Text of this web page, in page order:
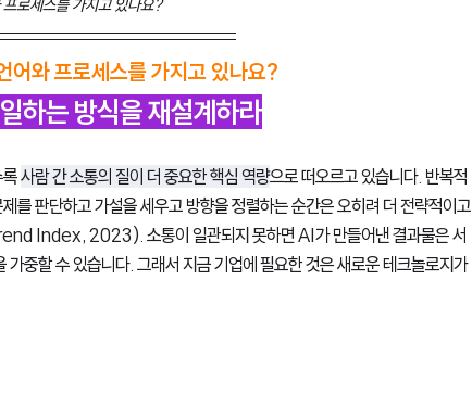
로세스를 가지고 있나요?
어와 프로세스를 가지고 있나요?
하는 방식을 재설계하라
사람 간 소통의 질이 더 중요한 핵심 역량으로 떠오르고 있습니다. 반복적
를 판단하고 가설을 세우고 방향을 정렬하는 순간은 오히려 더 전략적이고
Index, 2023). 소통이 일관되지 못하면 AI가 만들어낸 결과물은 서
중할 수 있습니다. 그래서 지금 기업에 필요한 것은 새로운 테크놀로지가